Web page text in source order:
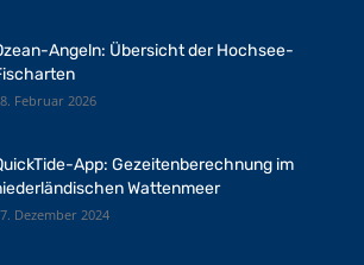
Angeln: Übersicht der Hochsee-
Februar 2026
App: Gezeitenberechnung im
Wattenmeer
Dezember 2024